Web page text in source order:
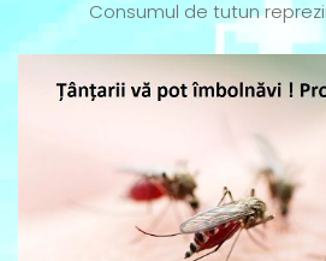
Consumul de tutun